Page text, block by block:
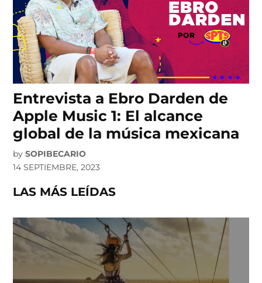
Entrevista a Ebro Darden de
Apple Music 1: El alcance
global de la música mexicana
by SOPIBECARIO
14 SEPTIEMBRE, 2023
LAS MÁS LEÍDAS